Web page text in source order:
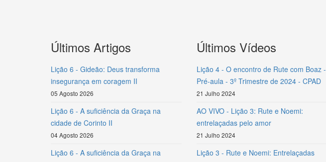
Últimos Artigos
Lição 6 - Gideão: Deus transforma
insegurança em coragem II
05 Agosto 2026
Lição 6 - A suficiência da Graça na
cidade de Corinto II
04 Agosto 2026
Lição 6 - A suficiência da Graça na
Últimos Vídeos
Lição 4 - O encontro de Rute com Boaz -
Pré-aula - 3º Trimestre de 2024 - CPAD
21 Julho 2024
AO VIVO - Lição 3: Rute e Noemi:
entrelaçadas pelo amor
21 Julho 2024
Lição 3 - Rute e Noemi: Entrelaçadas